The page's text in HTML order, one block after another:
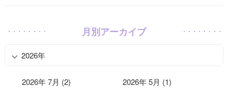
月別アーカイブ
2026年
2026年 7月 (2) 2026年 5月 (1)